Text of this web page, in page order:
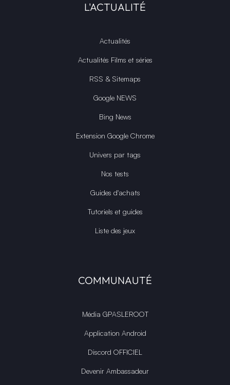
L'ACTUALITÉ
Actualités
Actualités Films et séries
RSS & Sitemaps
Google NEWS
Bing News
Extension Google Chrome
Univers par tags
Nos tests
Guides d'achats
Tutoriels et guides
Liste des jeux
COMMUNAUTÉ
Média GPASLEROOT
Application Android
Discord OFFICIEL
Devenir Ambassadeur